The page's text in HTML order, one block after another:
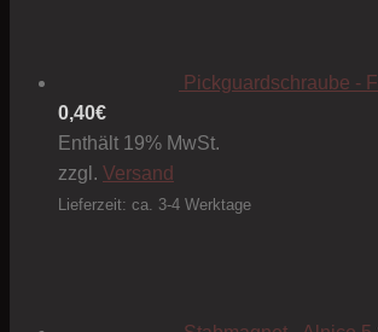
Pickguardschraube -
0,40€
Enthält 19% MwSt.
zzgl. Versand
Lieferzeit: ca. 3-4 Werktage